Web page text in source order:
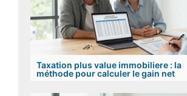
Taxation plus value immobiliere : la
méthode pour calculer le gain net